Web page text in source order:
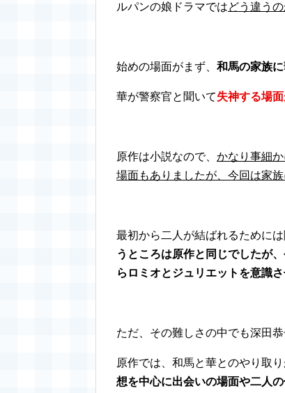
ルパンの娘ドラマではどう違う
始めの場面がまず、 和馬の家族
華が警察官と聞いて失神する場
原作は小説なので、 かなり事細
場面もありましたが、今回は家
最初から二人が結ばれるために
うところは原作と同じでしたが
らロミオとジュリエットを意識
ただ、その難しさの中でも深田
原作では、和馬と華とのやり取
想を中心に出会いの場面や二人